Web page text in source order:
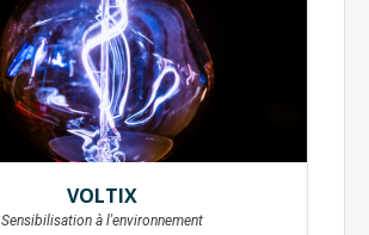
VOLTIX
Sensibilisation à l'environnement